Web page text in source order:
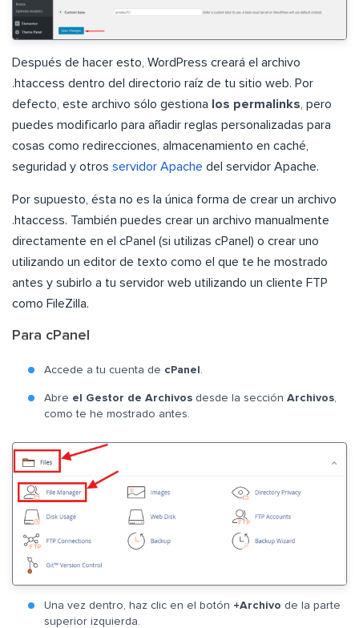
Después de hacer esto, WordPress creará el archivo
.htaccess dentro del directorio raíz de tu sitio web. Por
defecto, este archivo sólo gestiona
los permalinks, pero
puedes modificarlo para añadir reglas personalizadas para
cosas como redirecciones, almacenamiento en caché,
seguridad y otros servidor Apache del servidor Apache.
Por supuesto, ésta no es la única forma de crear un archivo
.htaccess. También puedes crear un archivo manualmente
directamente en el cPanel (si utilizas cPanel) o crear uno
utilizando un editor de texto como el que te he mostrado
antes y subirlo a tu servidor web utilizando un cliente FTP
como FileZilla.
Para cPanel
Accede a tu cuenta de cPanel .
Abre el Gestor de Archivos desde la sección Archivos,
como te he mostrado antes.
Una vez dentro, haz clic en el botón +Archivo de la parte
superior izquierda.